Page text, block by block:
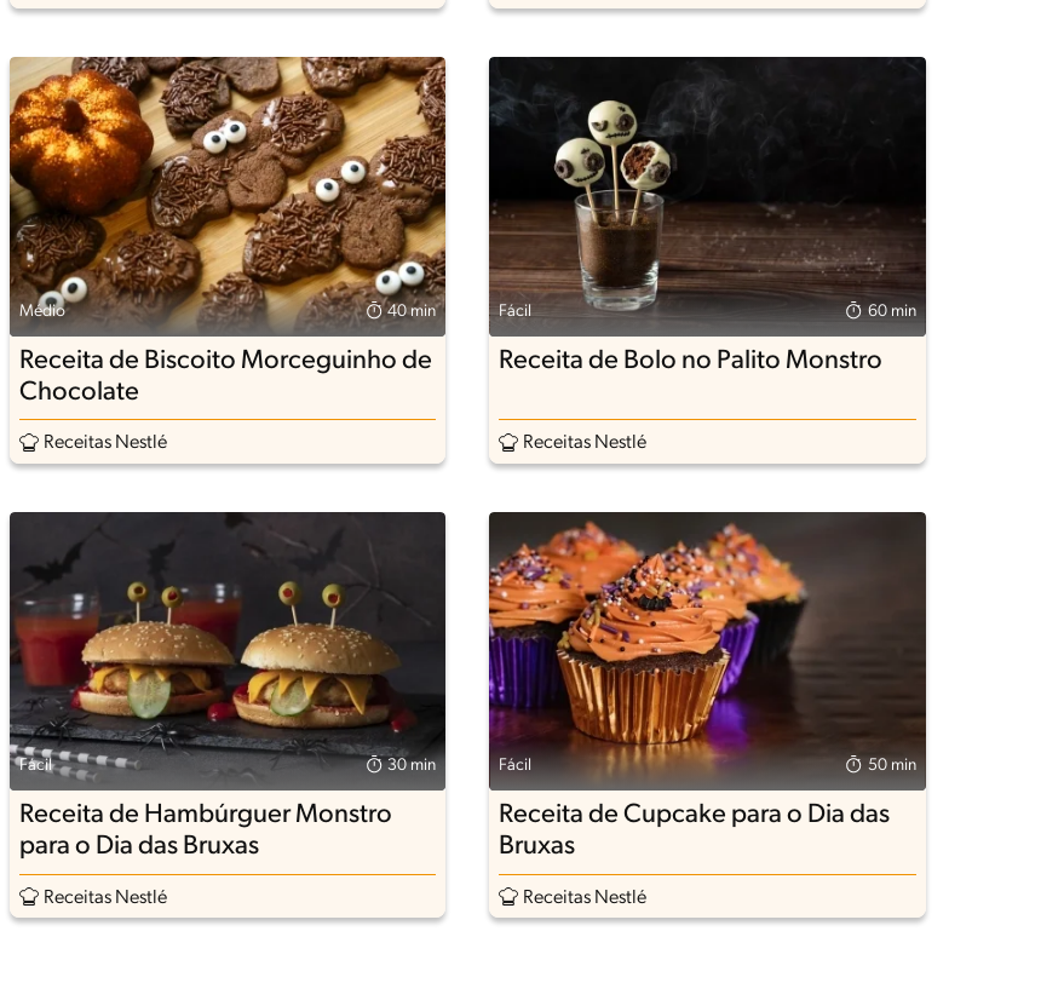
Médio 40 min
Receita de Biscoito Morceguinho de
Chocolate
Receitas Nestlé
Fácil 60 min
Receita de Bolo no Palito Monstro
Receitas Nestlé
Fácil 30 min
Receita de Hambúrguer Monstro
para o Dia das Bruxas
Receitas Nestlé
Fácil 50 min
Receita de Cupcake para o Dia das
Bruxas
Receitas Nestlé